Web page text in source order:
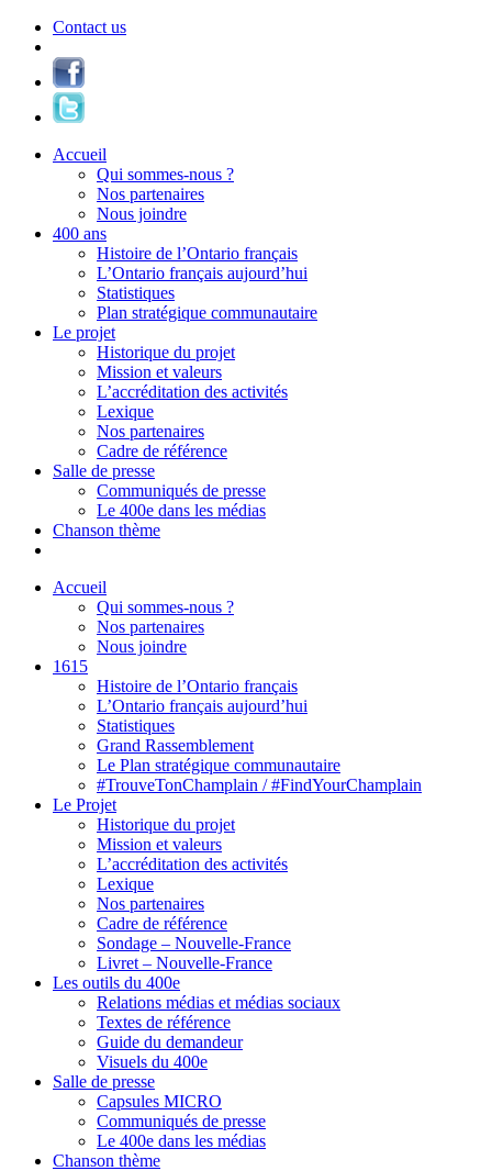
Contact us
Accueil
Qui sommes-nous ?
Nos partenaires
Nous joindre
400 ans
Histoire de l’Ontario français
L’Ontario français aujourd’hui
Statistiques
Plan stratégique communautaire
Le projet
Historique du projet
Mission et valeurs
L’accréditation des activités
Lexique
Nos partenaires
Cadre de référence
Salle de presse
Communiqués de presse
Le 400e dans les médias
Chanson thème
Accueil
Qui sommes-nous ?
Nos partenaires
Nous joindre
1615
Histoire de l’Ontario français
L’Ontario français aujourd’hui
Statistiques
Grand Rassemblement
Le Plan stratégique communautaire
#TrouveTonChamplain / #FindYourChamplain
Le Projet
Historique du projet
Mission et valeurs
L’accréditation des activités
Lexique
Nos partenaires
Cadre de référence
Sondage – Nouvelle-France
Livret – Nouvelle-France
Les outils du 400e
Relations médias et médias sociaux
Textes de référence
Guide du demandeur
Visuels du 400e
Salle de presse
Capsules MICRO
Communiqués de presse
Le 400e dans les médias
Chanson thème